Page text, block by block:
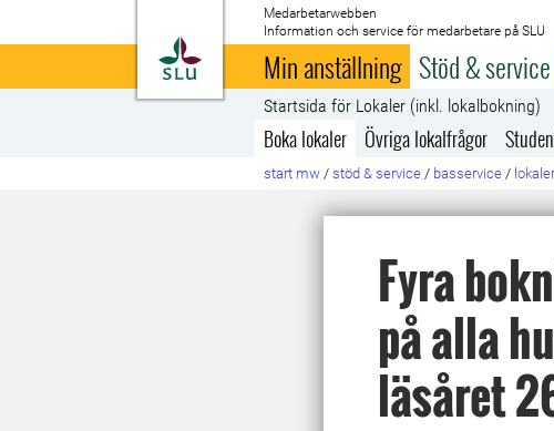
Till startsida
Medarbetarwebben
Information och service för medarbetare på SLU
Min anställning Stöd & service
Startsida för Lokaler (inkl. lokalbokning)
Boka lokaler Övriga lokalfrågor
start mw / stöd & service / basservice /
Fyra
på alla
läsåret